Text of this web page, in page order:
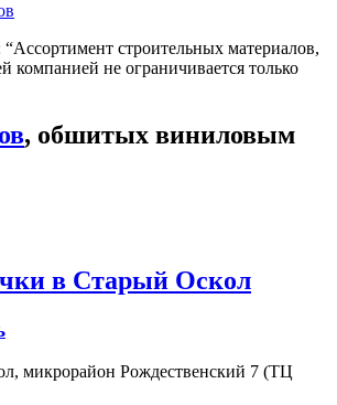
“Ассортимент строительных материалов,
компанией не ограничивается только
, обшитых виниловым
в Старый Оскол
, микрорайон Рождественский 7 (ТЦ